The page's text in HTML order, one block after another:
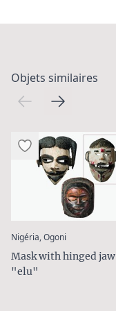
Objets similaires
Nigéria, Ogoni
Mask with hinged jaw
"elu"